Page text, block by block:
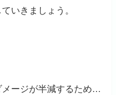
いきましょう。
ージが半減するため…